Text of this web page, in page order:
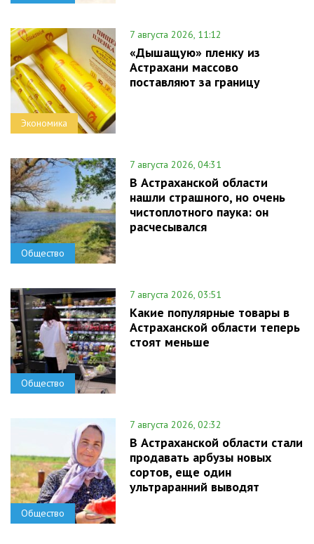
Экономика
7 августа 2026, 11:12
«Дышащую» пленку из
Астрахани массово
поставляют за границу
Общество
7 августа 2026, 04:31
В Астраханской области
нашли страшного, но очень
чистоплотного паука: он
расчесывался
Общество
7 августа 2026, 03:51
Какие популярные товары в
Астраханской области теперь
стоят меньше
Общество
7 августа 2026, 02:32
В Астраханской области стали
продавать арбузы новых
сортов, еще один
ультраранний выводят